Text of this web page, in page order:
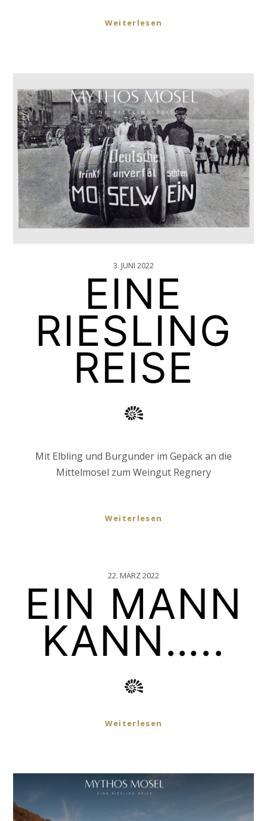
Weiterlesen
3. JUNI 2022
EINE
RIESLING
REISE
Mit Elbling und Burgunder im Gepäck an die
Mittelmosel zum Weingut Regnery
Weiterlesen
22. MÄRZ 2022
EIN MANN
KANN…..
Weiterlesen